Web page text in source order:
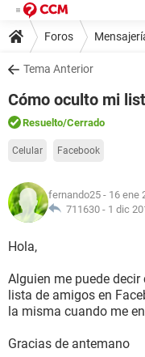
Foros
Tema Anterior
Cómo oculto mi
Resuelto/Cerrado
Celular Facebook
fernando25 - 16 ene
711630 - 1 dic
Hola,
Alguien me puede
lista de amigos en
la misma cuando me
Gracias de antemano